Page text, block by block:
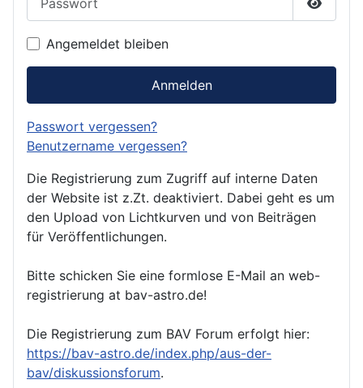
Angemeldet bleiben
Anmelden
Passwort vergessen?
Benutzername vergessen?
Die Registrierung zum Zugriff auf interne Daten
der Website ist z.Zt. deaktiviert. Dabei geht es um
den Upload von Lichtkurven und von Beiträgen
für Veröffentlichungen.
Bitte schicken Sie eine formlose E-Mail an web-
registrierung at bav-astro.de!
Die Registrierung zum BAV Forum erfolgt hier:
https://bav-astro.de/index.php/aus-der-
bav/diskussionsforum.